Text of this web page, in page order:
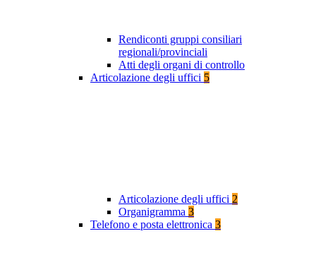
Rendiconti gruppi consiliari
regionali/provinciali
Atti degli organi di controllo
Articolazione degli uffici 5
Articolazione degli uffici 2
Organigramma 3
Telefono e posta elettronica 3